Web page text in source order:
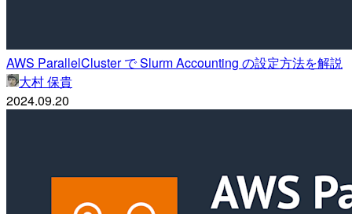
AWS ParallelCluster で Slurm Accounting の設定方法を解説
大村 保貴
2024.09.20